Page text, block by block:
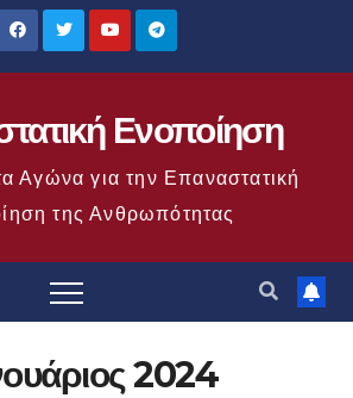
Ενοποίηση
Αγώνα για την Επαναστατική
της Ανθρωπότητας
2024